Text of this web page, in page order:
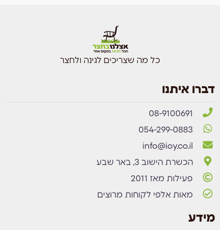
כל מה שצריכים לגינה ולחצר
דברו איתנו
08-9100691
054-299-0883
info@ioy.co.il
הכשרת הישוב 3, באר שבע
פעילות מאז 2011
מאות אלפי לקוחות מרוצים
מידע